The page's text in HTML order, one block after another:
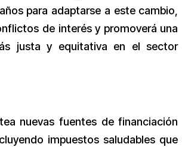
para adaptarse a este cambio,
de interés y promoverá una
justa y equitativa en el sector
nuevas fuentes de financiación
impuestos saludables que